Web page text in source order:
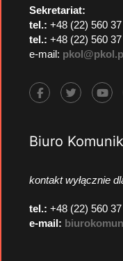
Sekretariat:
tel.: +48 (22) 560
tel.: +48 (22) 560 37
e-mail:
Biuro
kontakt wyłącznie
tel.: +48 (22) 560
e-mail: